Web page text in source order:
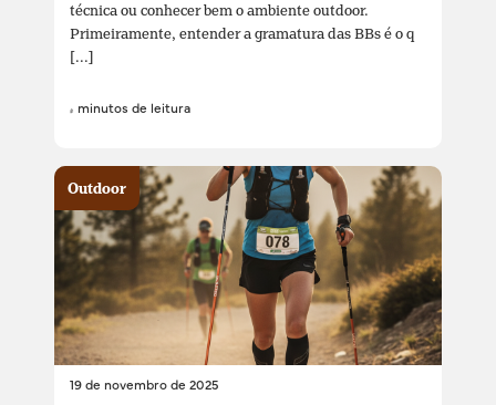
técnica ou conhecer bem o ambiente outdoor.
Primeiramente, entender a gramatura das BBs é o q
[...]
4 minutos de leitura
19 de novembro de 2025
Outdoor